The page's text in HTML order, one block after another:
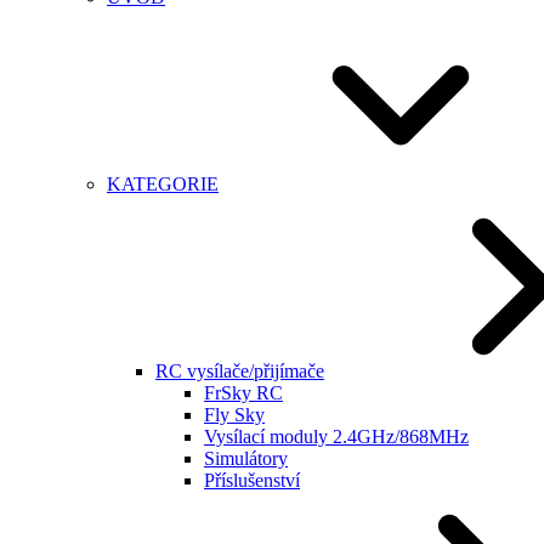
KATEGORIE
RC vysílače/přijímače
FrSky RC
Fly Sky
Vysílací moduly 2.4GHz/868MHz
Simulátory
Příslušenství